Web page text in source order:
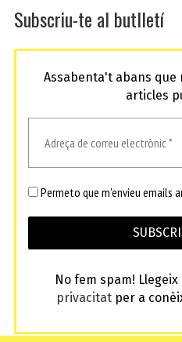
Subscriu-te al butlletí
Assabenta't abans que
articles
Permeto que m'envieu emails
No fem spam!
privacitatper a